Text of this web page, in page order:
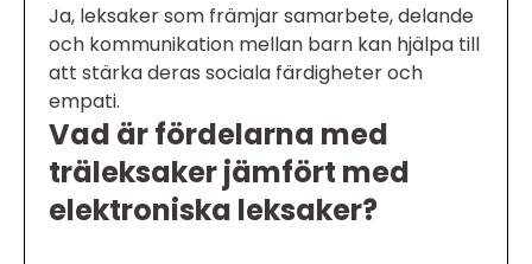
Ja, leksaker som främjar samarbete, delande
och kommunikation mellan barn kan hjälpa till
att stärka deras sociala färdigheter och
empati.
Vad är fördelarna med
träleksaker jämfört med
elektroniska leksaker?